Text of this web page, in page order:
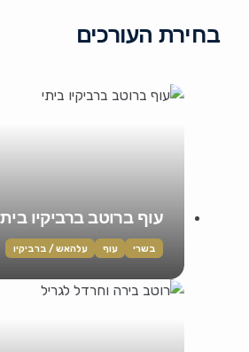
בחירת העורכים
עוף ברוטב ברביקיו
בשרי עוף עלהאש / ברביקיו